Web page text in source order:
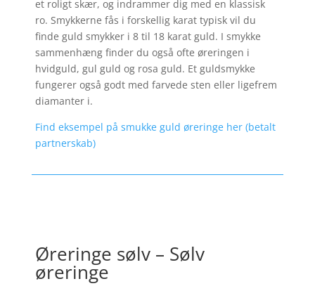
et roligt skær, og indrammer dig med en klassisk
ro. Smykkerne fås i forskellig karat typisk vil du
finde guld smykker i 8 til 18 karat guld. I smykke
sammenhæng finder du også ofte øreringen i
hvidguld, gul guld og rosa guld. Et guldsmykke
fungerer også godt med farvede sten eller ligefrem
diamanter i.
Find eksempel på smukke guld øreringe her (betalt
partnerskab)
Øreringe sølv – Sølv
øreringe